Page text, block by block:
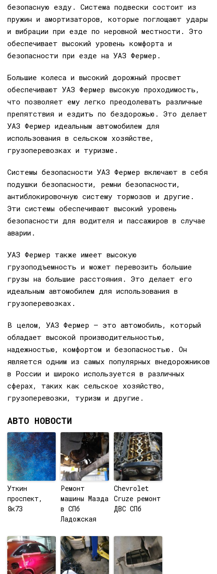
безопасную езду. Система подвески состоит из
пружин и амортизаторов, которые поглощают удары
и вибрации при езде по неровной местности. Это
обеспечивает высокий уровень комфорта и
безопасности при езде на УАЗ Фермер.
Большие колеса и высокий дорожный просвет
обеспечивают УАЗ Фермер высокую проходимость,
что позволяет ему легко преодолевать различные
препятствия и ездить по бездорожью. Это делает
УАЗ Фермер идеальным автомобилем для
использования в сельском хозяйстве,
грузоперевозках и туризме.
Системы безопасности УАЗ Фермер включают в себя
подушки безопасности, ремни безопасности,
антиблокировочную систему тормозов и другие.
Эти системы обеспечивают высокий уровень
безопасности для водителя и пассажиров в случае
аварии.
УАЗ Фермер также имеет высокую
грузоподъемность и может перевозить большие
грузы на большие расстояния. Это делает его
идеальным автомобилем для использования в
грузоперевозках.
В целом, УАЗ Фермер — это автомобиль, который
обладает высокой производительностью,
надежностью, комфортом и безопасностью. Он
является одним из самых популярных внедорожников
в России и широко используется в различных
сферах, таких как сельское хозяйство,
грузоперевозки, туризм и другие.
АВТО НОВОСТИ
Уткин
проспект,
8к7З
Ремонт
машины Мазда
в СПб
Ладожская
Chevrolet
Cruze ремонт
ДВС СПб